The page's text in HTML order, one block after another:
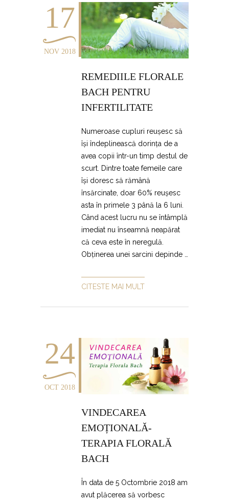
17
NOV 2018
REMEDIILE FLORALE
BACH PENTRU
INFERTILITATE
Numeroase cupluri reușesc să
își îndeplinească dorința de a
avea copii într-un timp destul de
scurt. Dintre toate femeile care
își doresc să rămână
însărcinate, doar 60% reușesc
asta în primele 3 până la 6 luni.
Când acest lucru nu se întâmplă
imediat nu înseamnă neapărat
că ceva este în neregulă.
Obținerea unei sarcini depinde …
CITESTE MAI MULT
24
OCT 2018
VINDECAREA
EMOȚIONALĂ-
TERAPIA FLORALĂ
BACH
În data de 5 Octombrie 2018 am
avut plăcerea să vorbesc